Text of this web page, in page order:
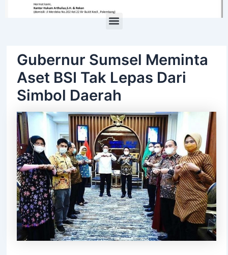
Gubernur Sumsel Meminta
Aset BSI Tak Lepas Dari
Simbol Daerah